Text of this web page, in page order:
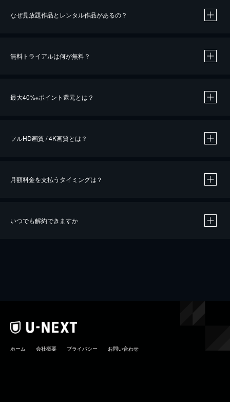
なぜ見放題作品とレンタル作品があるの？
無料トライアルは何が無料？
最大40%※ポイント還元とは？
※40％ポイント還元の対象は、クレジットカード決済による作品の購入 / レンタルです。
iOSアプリのUコイン決済による作品の購入 / レンタルは、20％のポイント還元です。
フルHD画質 / 4K画質とは？
月額料金を支払うタイミングは？
いつでも解約できますか
ホーム 会社概要 プライバシー お問い合わせ